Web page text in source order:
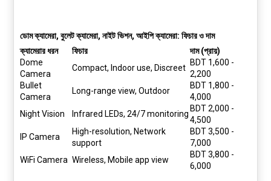
ডোম ক্যামেরা, বুলেট ক্যামেরা, নাইট ভিশন, আইপি ক্যামেরা: ফিচার ও দাম
ক্যামেরার ধরন
ফিচার
দাম (প্রায়)
Dome
Camera
Compact, Indoor use, Discreet
BDT 1,600 -
2,200
Bullet
Camera
Long-range view, Outdoor
BDT 1,800 -
4,000
Night Vision
Infrared LEDs, 24/7 monitoring
BDT 2,000 -
4,500
IP Camera
High-resolution, Network
support
BDT 3,500 -
7,000
WiFi Camera Wireless, Mobile app view
BDT 3,800 -
6,000